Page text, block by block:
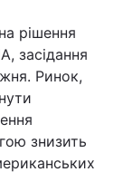
рішення
засідання
Ринок,
знизить